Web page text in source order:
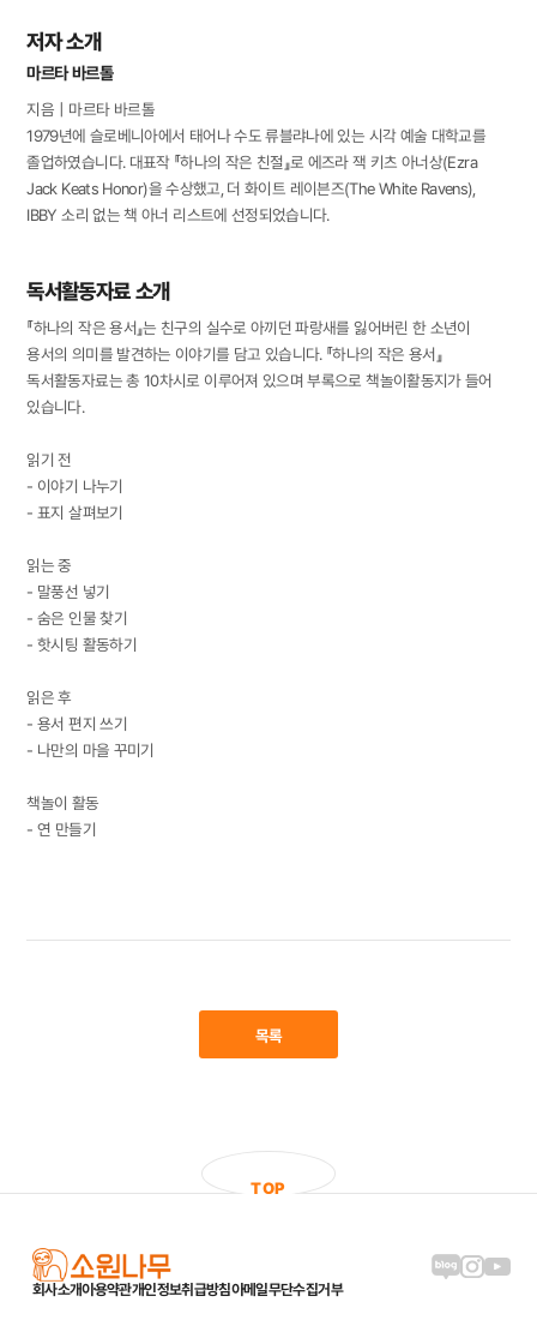
저자 소개
마르타 바르톨
지음｜마르타 바르톨
1979년에 슬로베니아에서 태어나 수도 류블랴나에 있는 시각 예술 대학교를
졸업하였습니다. 대표작 『하나의 작은 친절』로 에즈라 잭 키츠 아너상(Ezra
Jack Keats Honor)을 수상했고, 더 화이트 레이븐즈(The White Ravens),
IBBY 소리 없는 책 아너 리스트에 선정되었습니다.
독서활동자료 소개
『하나의 작은 용서』는 친구의 실수로 아끼던 파랑새를 잃어버린 한 소년이
용서의 의미를 발견하는 이야기를 담고 있습니다. 『하나의 작은 용서』
독서활동자료는 총 10차시로 이루어져 있으며 부록으로 책놀이활동지가 들어
있습니다.
읽기 전
- 이야기 나누기
- 표지 살펴보기
읽는 중
- 말풍선 넣기
- 숨은 인물 찾기
- 핫시팅 활동하기
읽은 후
- 용서 편지 쓰기
- 나만의 마을 꾸미기
책놀이 활동
- 연 만들기
목록
TOP
블로그 링크
인스타그
유튜브
회사소개이용약관개인정보취급방침이메일무단수집거부